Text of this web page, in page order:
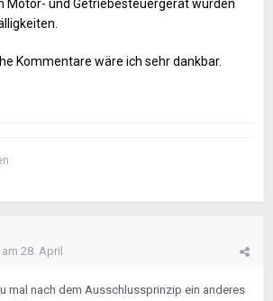
Motor- und Getriebesteuergerät wurden
Kommentare wäre ich sehr dankbar.
28. April
mal nach dem Ausschlussprinzip ein anderes